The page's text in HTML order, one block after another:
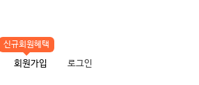
신규회원혜택
회원가입 로그인